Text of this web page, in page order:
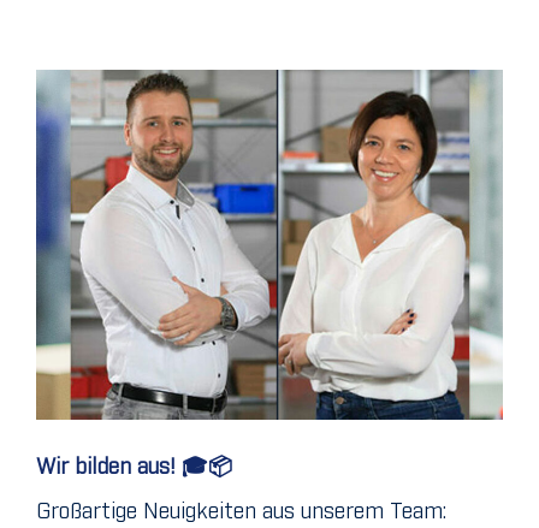
Wir bilden aus! 🎓📦
Großartige Neuigkeiten aus unserem Team: